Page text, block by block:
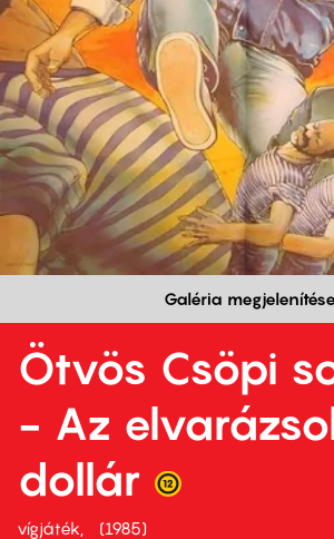
Galéria megjelenítése
Ötvös Csöpi
- Az
dollár
vígjáték
1985